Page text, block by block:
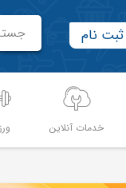
ثبت نام
خدمات آنلاین